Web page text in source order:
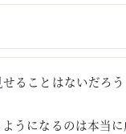
ることはないだろ
うになるのは本当